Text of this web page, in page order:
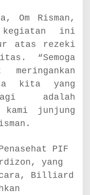
Om Risman,
kegiatan ini
atas rezeki
“Semoga
kita yang
adalah
kami junjung
PIF
yang
Billiard